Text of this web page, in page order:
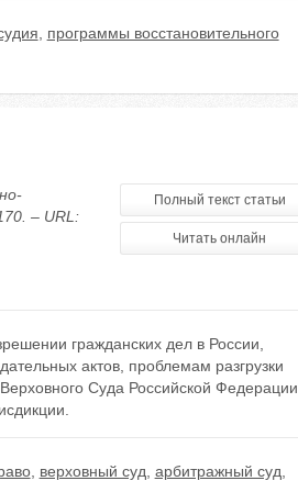
программы восстановительного
– URL:
Полный текст статьи
Читать онлайн
гражданских дел в России,
актов, проблемам разгрузки
Суда Российской Федерации
, верховный суд арбитражный суд